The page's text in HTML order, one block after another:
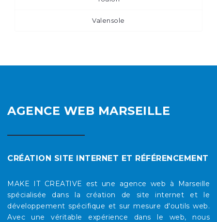
Valensole
AGENCE WEB MARSEILLE
CRÉATION SITE INTERNET ET RÉFÉRENCEMENT
MAKE IT CREATIVE est une agence web à Marseille
spécialisée dans la création de site internet et le
développement spécifique et sur mesure d'outils web.
Avec une véritable expérience dans le web, nous